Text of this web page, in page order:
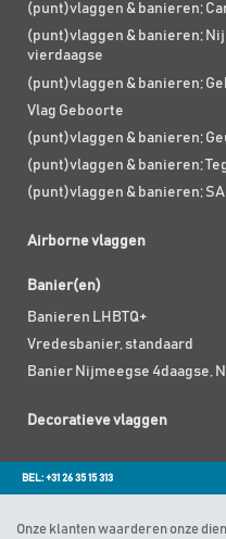
(punt)vlaggen & banieren;
(punt)vlaggen & banieren;
vierdaagse
(punt)vlaggen & banieren;
Vlag Geboorte
(punt)vlaggen & banieren;
(punt)vlaggen & banieren;
(punt)vlaggen & banieren;
Airborne vlaggen
Banier(en)
Banieren LHBTQ+
Vredesbanier, standaard
Banier Nijmeegse 4daagse,
Decoratieve vlaggen
BEL: +31 26 35 15 313
Onze klanten waarderen onze